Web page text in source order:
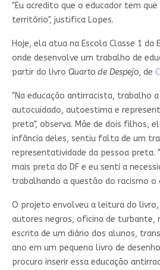
"Eu acredito que o educador tem
território", justifica Lopes.
Hoje, ela atua na Escola Classe 1 da
onde desenvolve um trabalho de
partir do livro Quarto de Despejo, de
"Na educação antirracista, trabalho
autocuidado, autoestima e
preta", observa. Mãe de dois filhos,
infância deles, sentiu falta de um
representatividade da pessoa preta.
mais preta do DF e eu senti a
trabalhando a questão do racismo o
O projeto envolveu a leitura do livro,
autores negros, oficina de turbante,
escrita de um diário dos alunos,
ano em um pequeno livro de
procuro inserir essa educação